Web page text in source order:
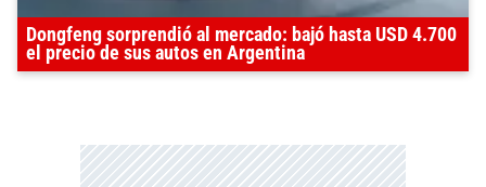
Dongfeng sorprendió al mercado: bajó hasta USD 4.700
el precio de sus autos en Argentina